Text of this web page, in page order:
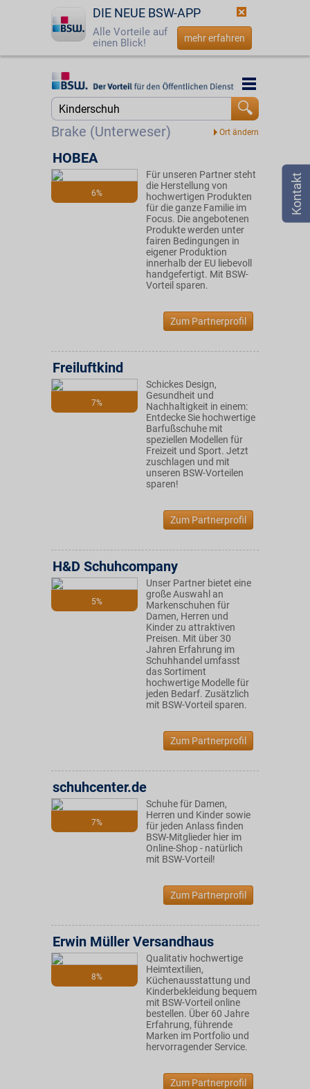
DIE NEUE BSW-APP
Alle Vorteile auf
einen Blick!
mehr erfahren
Startseite
☎ 0800 - 279 25 82
Brake (Unterweser)
Startseite
6%
HOBEA
Für unseren Partner steht
die Herstellung von
hochwertigen Produkten
für die ganze Familie im
Focus. Die angebotenen
Produkte werden unter
fairen Bedingungen in
eigener Produktion
innerhalb der EU liebevoll
handgefertigt. Mit BSW-
Vorteil sparen.
Zum Partnerprofil
7%
Freiluftkind
Schickes Design,
Gesundheit und
Nachhaltigkeit in einem:
Entdecke Sie hochwertige
Barfußschuhe mit
speziellen Modellen für
Freizeit und Sport. Jetzt
zuschlagen und mit
unseren BSW-Vorteilen
sparen!
Zum Partnerprofil
5%
H&D Schuhcompany
Unser Partner bietet eine
große Auswahl an
Markenschuhen für
Damen, Herren und
Kinder zu attraktiven
Preisen. Mit über 30
Jahren Erfahrung im
Schuhhandel umfasst
das Sortiment
hochwertige Modelle für
jeden Bedarf. Zusätzlich
mit BSW-Vorteil sparen.
Zum Partnerprofil
7%
schuhcenter.de
Schuhe für Damen,
Herren und Kinder sowie
für jeden Anlass finden
BSW-Mitglieder hier im
Online-Shop - natürlich
mit BSW-Vorteil!
Zum Partnerprofil
8%
Erwin Müller Versandhaus
Qualitativ hochwertige
Heimtextilien,
Küchenausstattung und
Kinderbekleidung bequem
mit BSW-Vorteil online
bestellen. Über 60 Jahre
Erfahrung, führende
Marken im Portfolio und
hervorragender Service.
Zum Partnerprofil